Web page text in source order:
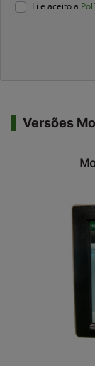
Li e aceito a
Versões